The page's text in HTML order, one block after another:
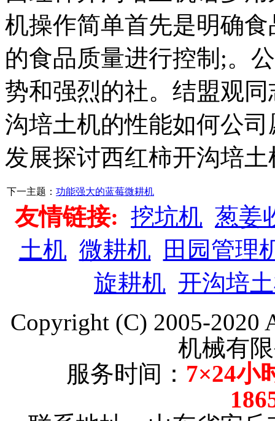
机操作简单首先是明确
的食品质量进行控制;。
势和强烈的社。结盟观
沟培土机的性能如何公
发展探讨西红柿开沟培
下一主题： 功能强大的蓝莓微耕机
友情链接: 挖坑机 葱姜
土机 微耕机
田园管理
旋耕机 开沟培
Copyright (C) 2005-2020
机械有
服务时间： 7×24小